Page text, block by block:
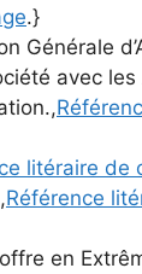
.}
Générale
avec
litéraire de
Référence
en